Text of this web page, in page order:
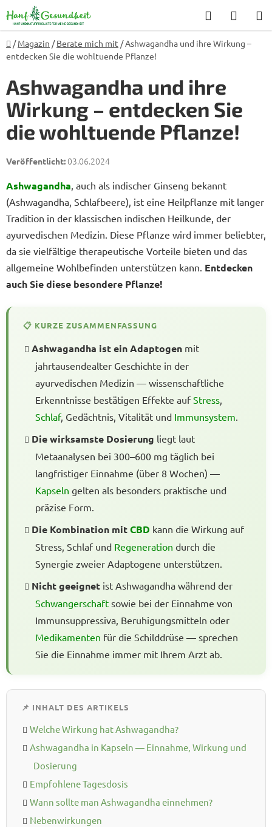
Inhalt
springen
Suchen
Startseite
/ Magazin / Berate mich mit /Ashwagandha und ihre Wirkung –
entdecken Sie die wohltuende Pflanze!
Ashwagandha und ihre
Wirkung – entdecken Sie
die wohltuende Pflanze!
03.06.2024
Ashwagandha, auch als indischer Ginseng bekannt
(Ashwagandha, Schlafbeere), ist eine Heilpflanze mit langer
Tradition in der klassischen indischen Heilkunde, der
ayurvedischen Medizin. Diese Pflanze wird immer beliebter,
da sie vielfältige therapeutische Vorteile bieten und das
allgemeine Wohlbefinden unterstützen kann. Entdecken
auch Sie diese besondere Pflanze!
📋 KURZE ZUSAMMENFASSUNG
Ashwagandha ist ein Adaptogen mit
jahrtausendealter Geschichte in der
ayurvedischen Medizin — wissenschaftliche
Erkenntnisse bestätigen Effekte aufStress,
Schlaf, Gedächtnis, Vitalität und Immunsystem.
Die wirksamste Dosierung liegt laut
Metaanalysen bei 300–600 mg täglich bei
langfristiger Einnahme (über 8 Wochen) —
Kapseln gelten als besonders praktische und
präzise Form.
Die Kombination mitCBD kann die Wirkung auf
Stress, Schlaf und Regeneration durch die
Synergie zweier Adaptogene unterstützen.
Nicht geeignet ist Ashwagandha während der
Schwangerschaft sowie bei der Einnahme von
Immunsuppressiva, Beruhigungsmitteln oder
Medikamenten für die Schilddrüse — sprechen
Sie die Einnahme immer mit Ihrem Arzt ab.
📌 INHALT DES ARTIKELS
Welche Wirkung hat Ashwagandha?
Ashwagandha in Kapseln — Einnahme, Wirkung und
Dosierung
Empfohlene Tagesdosis
Wann sollte man Ashwagandha einnehmen?
Nebenwirkungen